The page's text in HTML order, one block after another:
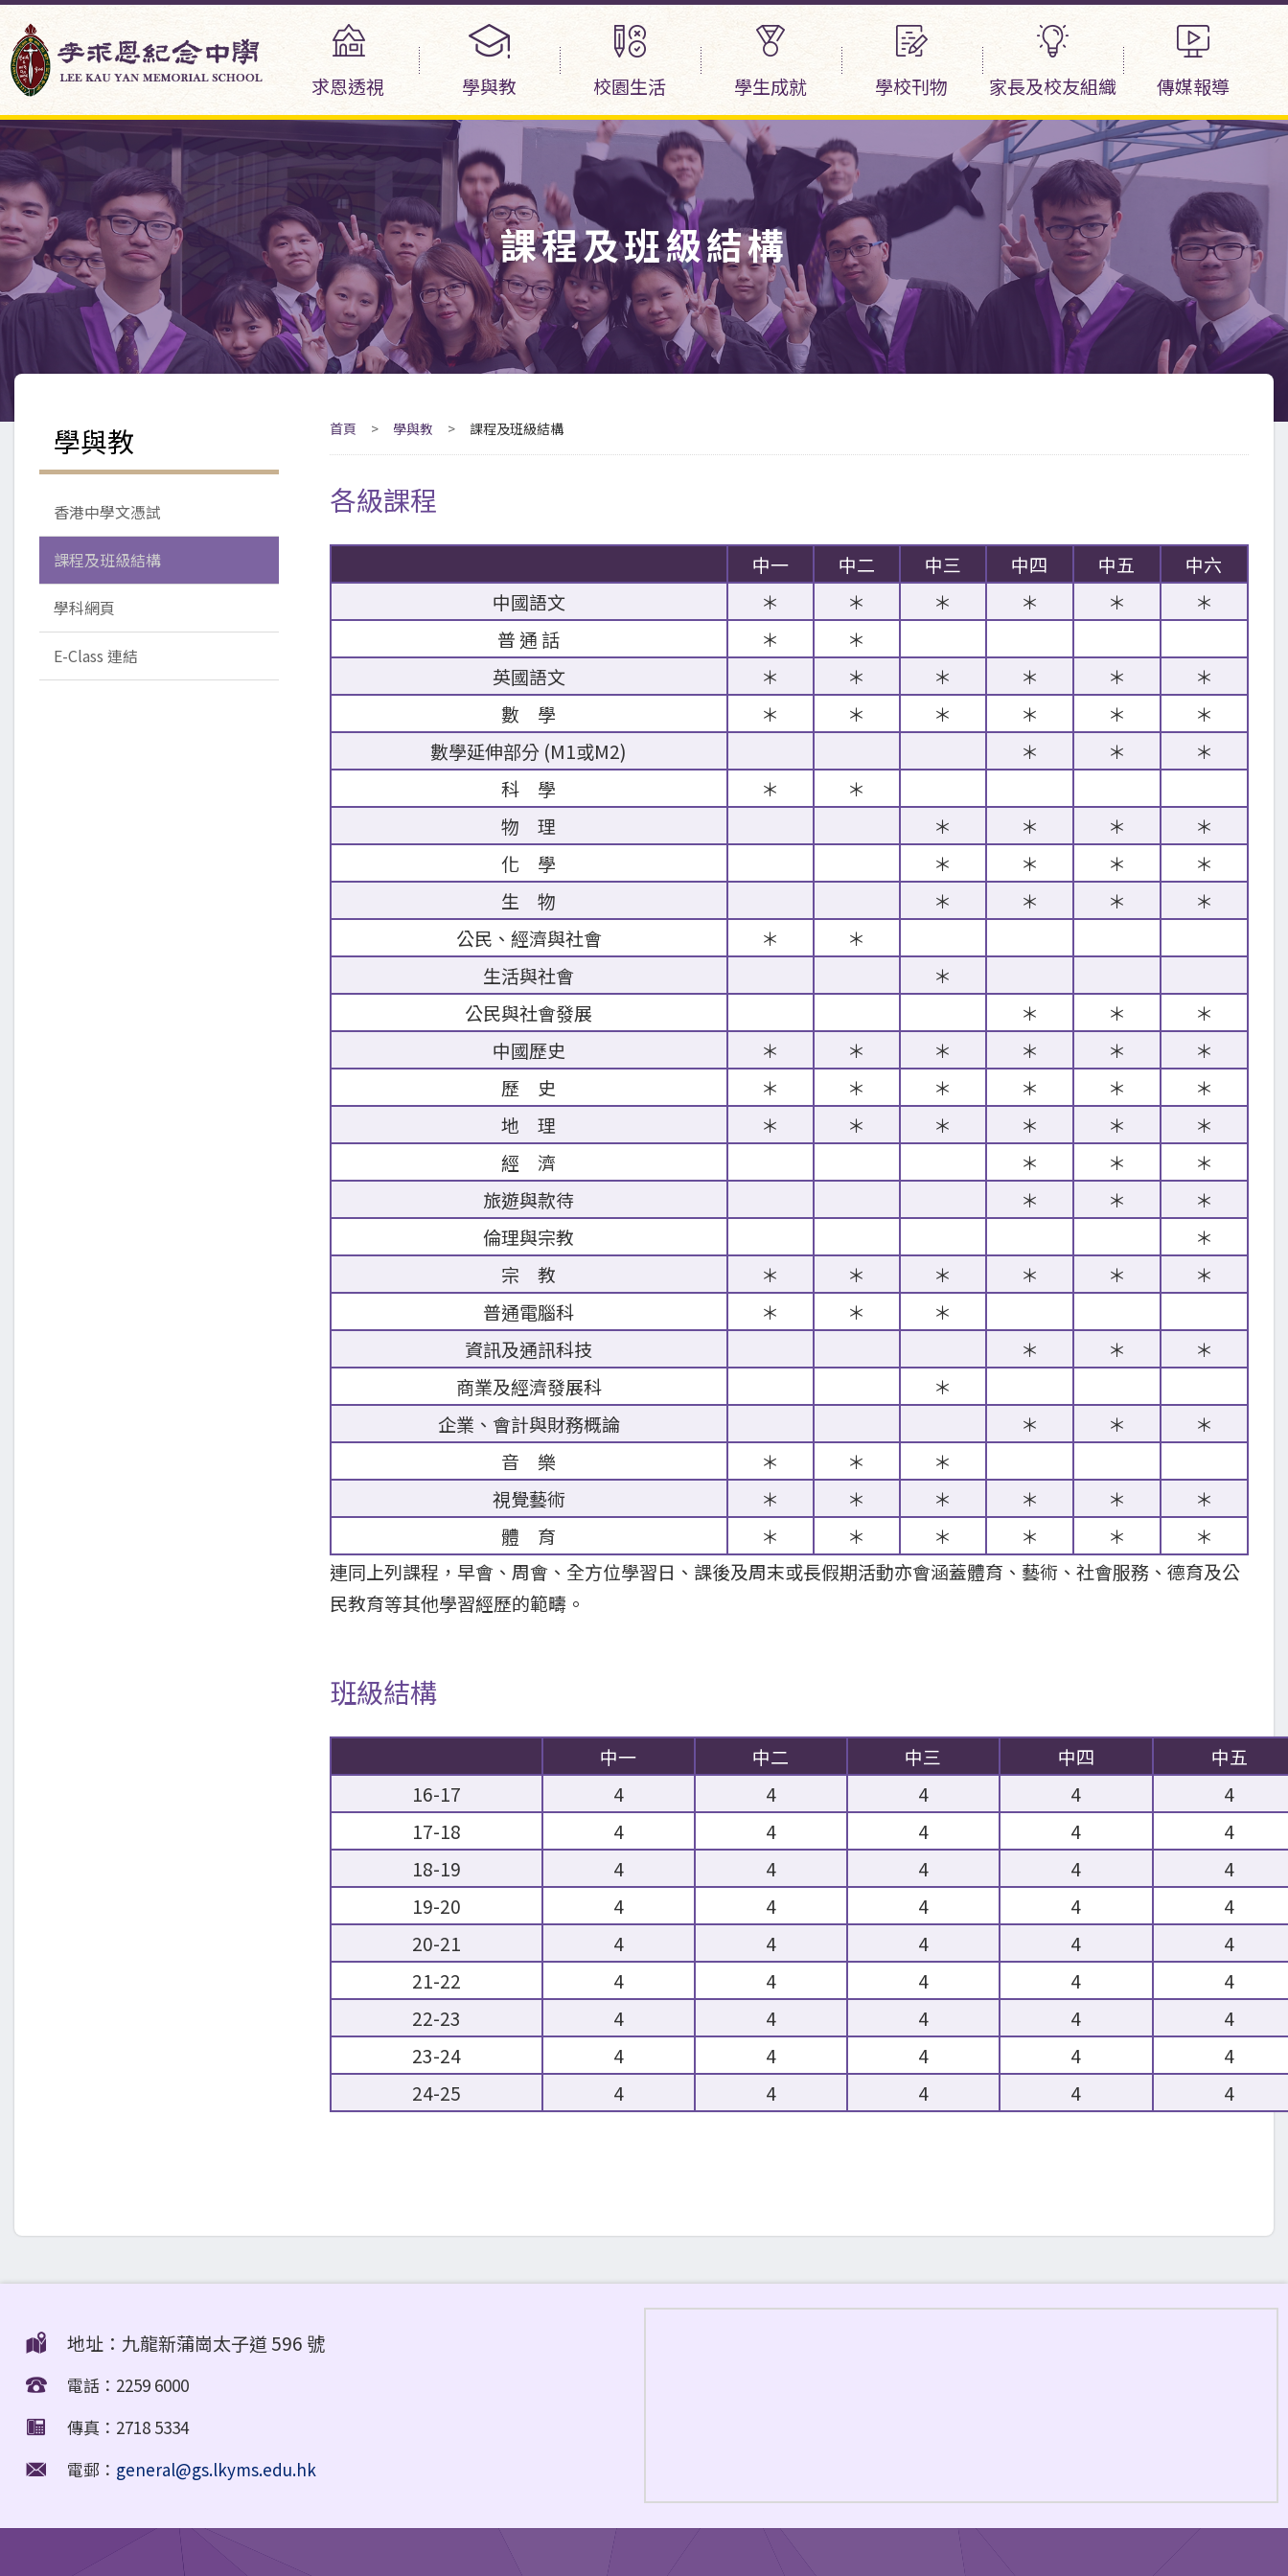
求恩透視 學與教 校園生活 學生成就 學校刊物 家長及校友組織 傳媒報導
課程及班級結構
首頁 > 學與教 > 課程及班級結構
各級課程
中一 中二 中三 中四 中五
中六
中國語文
＊ ＊ ＊ ＊ ＊
＊
普 通 話
＊
＊
英國語文
＊ ＊ ＊ ＊ ＊
＊
數 學
＊ ＊ ＊ ＊ ＊
＊
數學延伸部分 (M1或M2)
＊ ＊
＊
科 學
＊
＊
物 理
＊ ＊ ＊
＊
化 學
＊ ＊ ＊
＊
生 物
＊ ＊ ＊
＊
公民、經濟與社會
＊
＊
生活與社會
＊
公民與社會發展
＊ ＊
＊
中國歷史
＊ ＊ ＊ ＊ ＊
＊
歷 史
＊ ＊ ＊ ＊ ＊
＊
地 理
＊ ＊ ＊ ＊ ＊
＊
經 濟
＊ ＊
＊
旅遊與款待
＊ ＊
＊
倫理與宗教
＊
宗 教
＊ ＊ ＊ ＊ ＊
＊
普通電腦科
＊ ＊
＊
資訊及通訊科技
＊ ＊
＊
商業及經濟發展科
＊
企業、會計與財務概論
＊ ＊
＊
音 樂
＊ ＊
＊
視覺藝術
＊ ＊ ＊ ＊ ＊
＊
體 育
＊ ＊ ＊ ＊ ＊
＊
連同上列課程，早會、周會、全方位學習日、課後及周末或長假期活動亦會涵蓋體育、藝術、社會服務、德育及公
民教育等其他學習經歷的範疇。
班級結構
中一 中二 中三 中四
中五
16-17
4 4 4 4
4
17-18
4 4 4 4
4
18-19
4 4 4 4
4
19-20
4 4 4 4
4
20-21
4 4 4 4
4
21-22
4 4 4 4
4
22-23
4 4 4 4
4
23-24
4 4 4 4
4
24-25
4 4 4 4 4
學與教
香港中學文憑試
課程及班級結構
學科網頁
E-Class 連結
地址：九龍新蒲崗太子道 596 號
電話：2259 6000
傳真：2718 5334
電郵： general@gs.lkyms.edu.hk